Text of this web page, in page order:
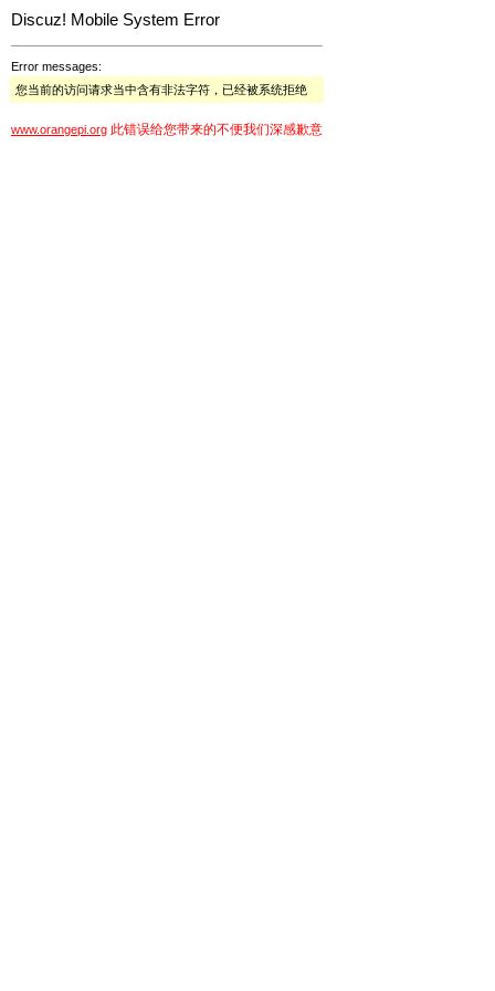
Discuz! Mobile System Error
Error messages:
您当前的访问请求当中含有非法字符，已经被系统拒绝
www.orangepi.org 此错误给您带来的不便我们深感歉意